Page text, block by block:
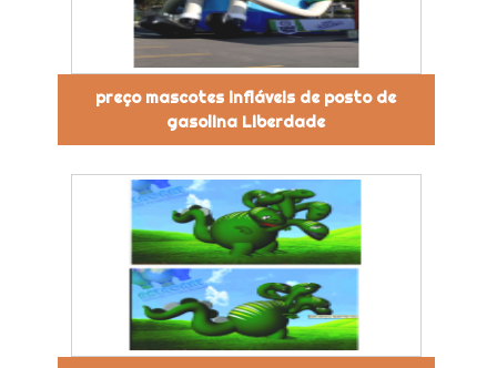
preço mascotes infláveis de posto de
gasolina Liberdade